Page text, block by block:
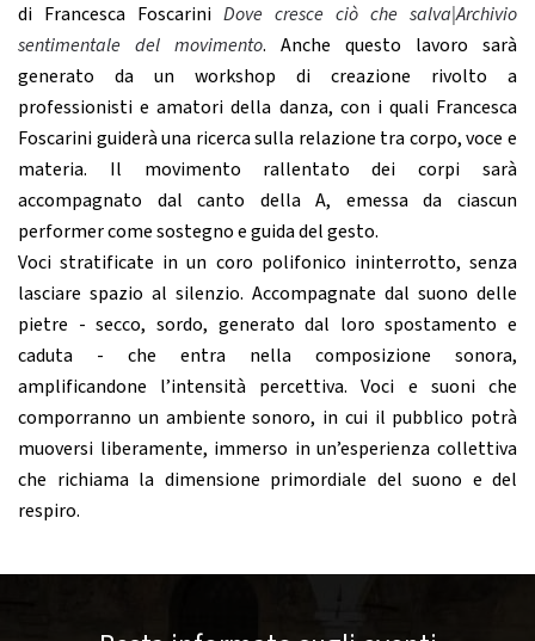
di Francesca Foscarini Dove cresce ciò che salva|Archivio
sentimentale del movimento. Anche questo lavoro sarà
generato da un workshop di creazione rivolto a
professionisti e amatori della danza, con i quali Francesca
Foscarini guiderà una ricerca sulla relazione tra corpo, voce e
materia. Il movimento rallentato dei corpi sarà
accompagnato dal canto della A, emessa da ciascun
performer come sostegno e guida del gesto.
Voci stratificate in un coro polifonico ininterrotto, senza
lasciare spazio al silenzio. Accompagnate dal suono delle
pietre - secco, sordo, generato dal loro spostamento e
caduta - che entra nella composizione sonora,
amplificandone l’intensità percettiva. Voci e suoni che
comporranno un ambiente sonoro, in cui il pubblico potrà
muoversi liberamente, immerso in un’esperienza collettiva
che richiama la dimensione primordiale del suono e del
respiro.